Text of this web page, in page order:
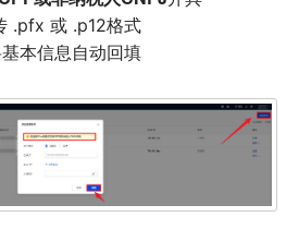
.pfx 或 .p12格式
本信息自动回填